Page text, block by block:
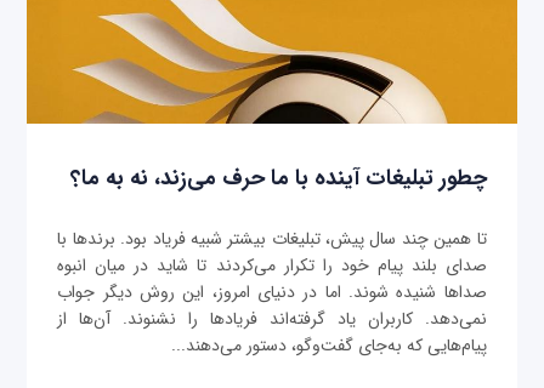
چطور تبلیغات آینده با ما حرف می‌زند، نه به ما؟
تا همین چند سال پیش، تبلیغات بیشتر شبیه فریاد بود. برندها با
صدای بلند پیام خود را تکرار می‌کردند تا شاید در میان انبوه
صداها شنیده شوند. اما در دنیای امروز، این روش دیگر جواب
نمی‌دهد. کاربران یاد گرفته‌اند فریادها را نشنوند. آن‌ها از
پیام‌هایی که به‌جای گفت‌وگو، دستور می‌دهند...